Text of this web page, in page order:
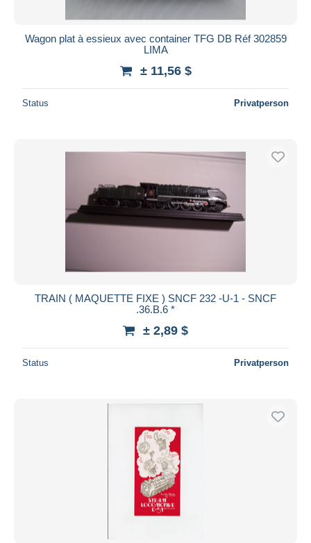
Wagon plat à essieux avec container TFG DB Réf 302859
LIMA
± 11,56 $
Status Privatperson
TRAIN ( MAQUETTE FIXE ) SNCF 232 -U-1 - SNCF
.36.B.6 *
± 2,89 $
Status Privatperson